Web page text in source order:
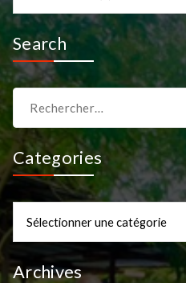
Search
pour :
Categories
Archives